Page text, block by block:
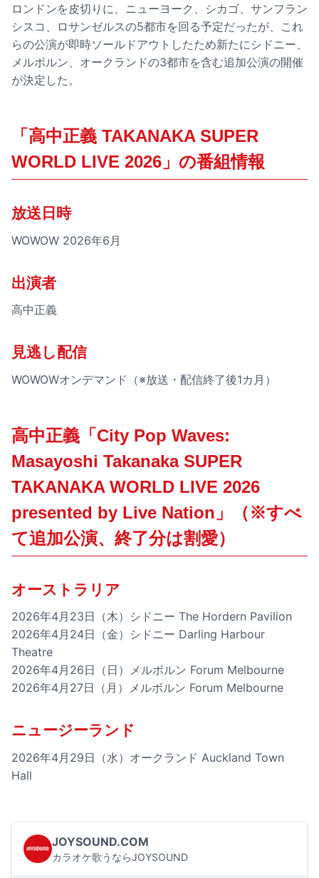
ロンドンを皮切りに、ニューヨーク、シカゴ、サンフラン
シスコ、ロサンゼルスの5都市を回る予定だったが、これ
らの公演が即時ソールドアウトしたため新たにシドニー、
メルボルン、オークランドの3都市を含む追加公演の開催
が決定した。
「高中正義 TAKANAKA SUPER
WORLD LIVE 2026」の番組情報
放送日時
WOWOW 2026年6月
出演者
高中正義
見逃し配信
WOWOWオンデマンド（※放送・配信終了後1カ月）
高中正義「City Pop Waves:
Masayoshi Takanaka SUPER
TAKANAKA WORLD LIVE 2026
presented by Live Nation」（※すべ
て追加公演、終了分は割愛）
オーストラリア
2026年4月23日（木）シドニー The Hordern Pavilion
2026年4月24日（金）シドニー Darling Harbour
Theatre
2026年4月26日（日）メルボルン Forum Melbourne
2026年4月27日（月）メルボルン Forum Melbourne
ニュージーランド
2026年4月29日（水）オークランド Auckland Town
Hall
JOYSOUND.COM
カラオケ歌うならJOYSOUND